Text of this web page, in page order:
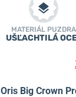
MATERIÁL PUZDRA
UŠĽACHTILÁ
Oris Big Crown